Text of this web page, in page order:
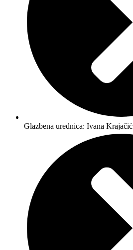
Glazbena urednica: Ivana Krajačić